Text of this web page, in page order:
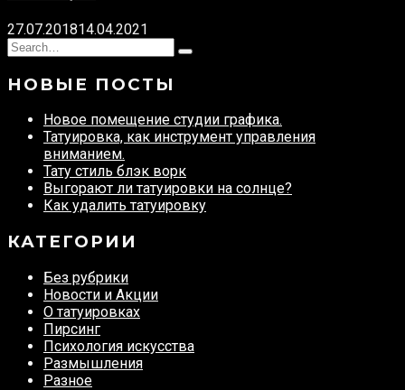
27.07.201814.04.2021
Search
for:
Type
НОВЫЕ ПОСТЫ
Новое помещение студии графика.
Татуировка, как инструмент управления
вниманием.
Тату стиль блэк ворк
Выгорают ли татуировки на солнце?
Как удалить татуировку
КАТЕГОРИИ
Без рубрики
Новости и Акции
О татуировках
Пирсинг
Психология искусства
Размышления
Разное